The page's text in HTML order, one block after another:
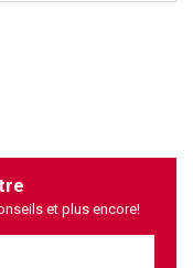
et plus encore!